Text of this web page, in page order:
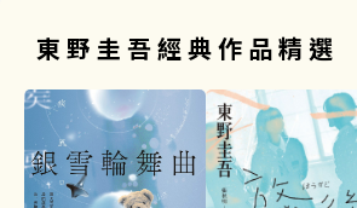
東野圭吾經典作品精選